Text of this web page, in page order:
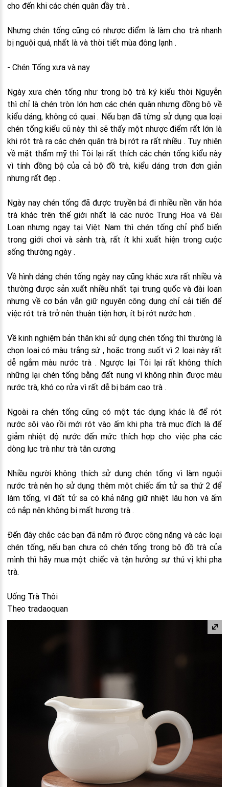
cho đến khi các chén quân đầy trà .
Nhưng chén tống cũng có nhược điểm là làm cho trà nhanh
bị nguội quá, nhất là và thời tiết mùa đông lạnh .
- Chén Tống xưa và nay
Ngày xưa chén tống như trong bộ trà ký kiểu thời Nguyễn
thì chỉ là chén tròn lớn hơn các chén quân nhưng đồng bộ về
kiểu dáng, không có quai . Nếu bạn đã từng sử dụng qua loại
chén tống kiểu cũ này thì sẽ thấy một nhược điểm rất lớn là
khi rót trà ra các chén quân trà bị rớt ra rất nhiều . Tuy nhiên
về mặt thẩm mỹ thì Tôi lại rất thích các chén tống kiểu này
vì tính đồng bộ của cả bộ đồ trà, kiểu dáng trơn đơn giản
nhưng rất đẹp .
Ngày nay chén tống đã được truyền bá đi nhiều nền văn hóa
trà khác trên thế giới nhất là các nước Trung Hoa và Đài
Loan nhưng ngay tại Việt Nam thì chén tống chỉ phổ biến
trong giới chơi và sành trà, rất ít khi xuất hiện trong cuộc
sống thường ngày .
Về hình dáng chén tống ngày nay cũng khác xưa rất nhiều và
thường được sản xuất nhiều nhất tại trung quốc và đài loan
nhưng về cơ bản vẫn giữ nguyên công dụng chỉ cải tiến để
việc rót trà trở nên thuận tiện hơn, ít bị rớt nước hơn .
Về kinh nghiệm bản thân khi sử dụng chén tống thì thường là
chọn loại có màu trắng sứ , hoặc trong suốt vì 2 loại này rất
dễ ngắm màu nước trà . Ngược lại Tôi lại rất không thích
những lại chén tống bằng đất nung vì không nhìn được màu
nước trà, khó cọ rửa vì rất dễ bị bám cao trà .
Ngoài ra chén tống cũng có một tác dụng khác là để rót
nước sôi vào rồi mới rót vào ấm khi pha trà mục đích là để
giảm nhiệt độ nước đến mức thích hợp cho việc pha các
dòng lục trà như trà tân cương
Nhiều người không thích sử dụng chén tống vì làm nguội
nước trà nên họ sử dụng thêm một chiếc ấm tử sa thứ 2 để
làm tống, vì đất tử sa có khả năng giữ nhiệt lâu hơn và ấm
có nắp nên không bị mất hương trà .
Đến đây chắc các bạn đã năm rõ được công năng và các loại
chén tống, nếu bạn chưa có chén tống trong bộ đồ trà của
mình thì hãy mua một chiếc và tận hưởng sự thú vị khi pha
trà.
Uống Trà Thôi
Theo tradaoquan